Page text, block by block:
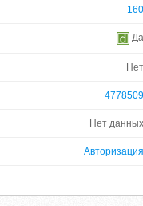
160
Да
Нет
4778509
Нет данных
Авторизация